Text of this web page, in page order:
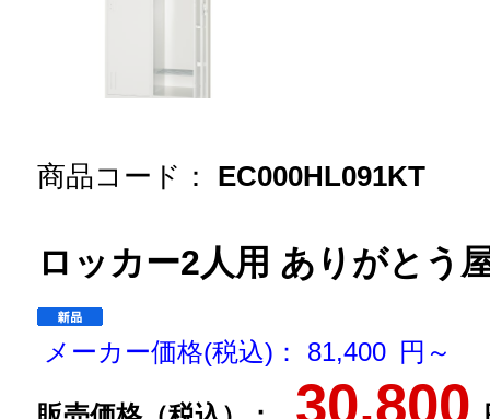
商品コード： EC000HL091KT
ロッカー2人用 ありがとう
メーカー価格(税込)： 81,400 円～
30,800